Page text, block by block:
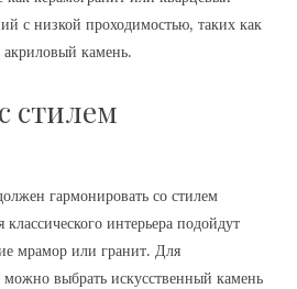
с низкой проходимостью, таких как
камень.
стилем
гармонировать со стилем
интерьера подойдут
мрамор или гранит. Для
можно выбрать искусственный камень